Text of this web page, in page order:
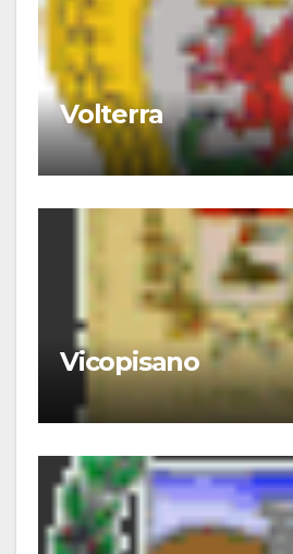
Volterra
Vicopisano